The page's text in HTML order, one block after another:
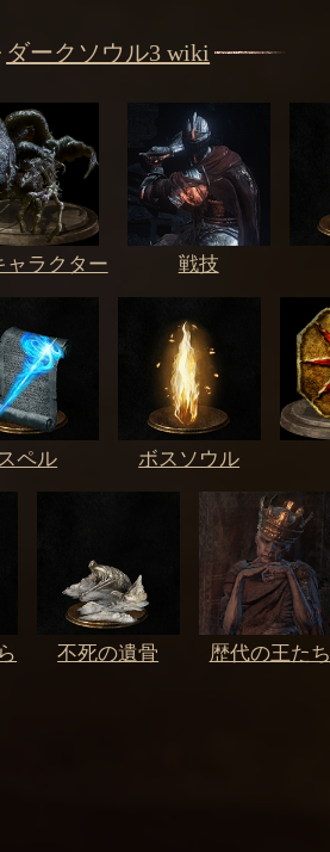
ダークソウル3 wiki
ャラクター 戦技
ペル ボスソウル
不死の遺骨 歴代の王たち